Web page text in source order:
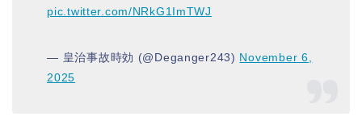
pic.twitter.com/NRkG1ImTWJ
— 皇治事故時効 (@Deganger243) November 6,
2025